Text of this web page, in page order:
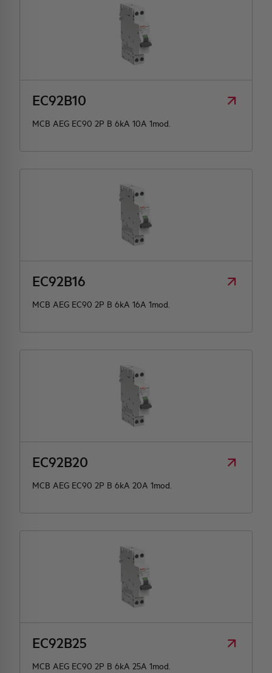
EC92B10
MCB AEG EC90 2P B 6kA 10A 1mod.
EC92B16
MCB AEG EC90 2P B 6kA 16A 1mod.
EC92B20
MCB AEG EC90 2P B 6kA 20A 1mod.
EC92B25
MCB AEG EC90 2P B 6kA 25A 1mod.